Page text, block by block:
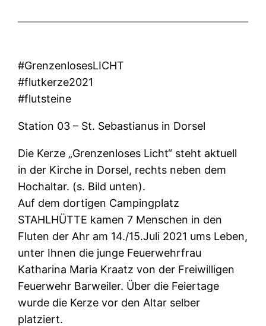
#GrenzenlosesLICHT
#flutkerze2021
#flutsteine
Station 03 – St. Sebastianus in Dorsel
Die Kerze „Grenzenloses Licht“ steht aktuell
in der Kirche in Dorsel, rechts neben dem
Hochaltar. (s. Bild unten).
Auf dem dortigen Campingplatz
STAHLHÜTTE kamen 7 Menschen in den
Fluten der Ahr am 14./15.Juli 2021 ums Leben,
unter Ihnen die junge Feuerwehrfrau
Katharina Maria Kraatz von der Freiwilligen
Feuerwehr Barweiler. Über die Feiertage
wurde die Kerze vor den Altar selber
platziert.